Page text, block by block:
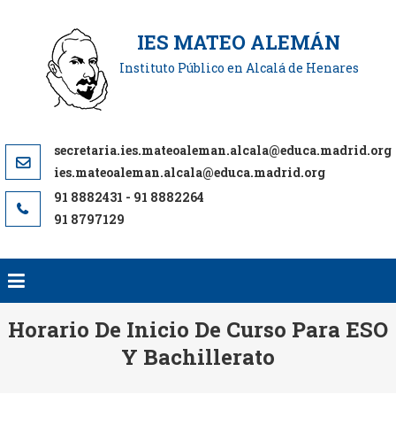
contenido
IES MATEO ALEMÁN
Instituto Público en Alcalá de Henares
ies.mateoaleman.alcala@educa.madrid.org
91 8797129
Horario De Inicio De Curso Para ESO
Y Bachillerato